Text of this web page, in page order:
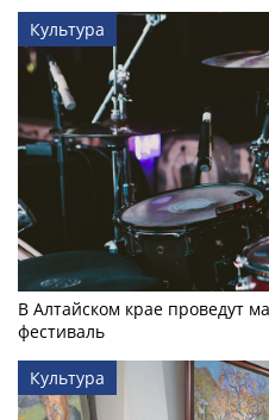
Культура
В Алтайском крае проведут
фестиваль
Культура